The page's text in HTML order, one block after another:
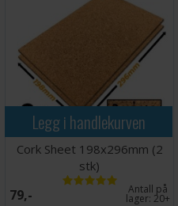
Legg i handlekurven
Cork Sheet 198x296mm (2
stk)
79,- Antall på
lager: 20+